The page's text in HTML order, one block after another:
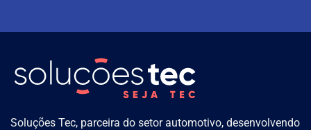
Soluções Tec, parceira do setor automotivo, desenvolvendo